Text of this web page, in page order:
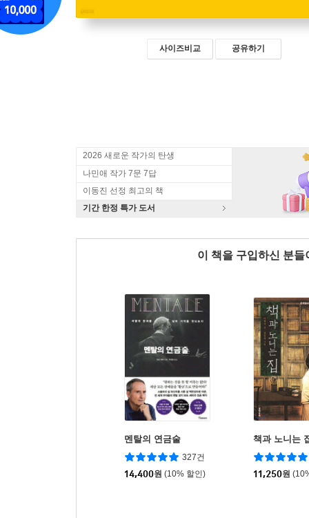
사이즈비교 공유하기
2026 새로운 작가의 탄생
나민애 작가 7문 7답
이동진 선정 최고의 책
기간 한정 특가 도서
이 책을 구입하신 분
멘탈의 연금술
327건
14,400원 (10% 할인)
책과 노니는
11,250원